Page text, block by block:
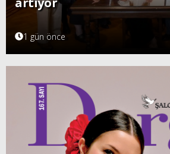
1 gün önce